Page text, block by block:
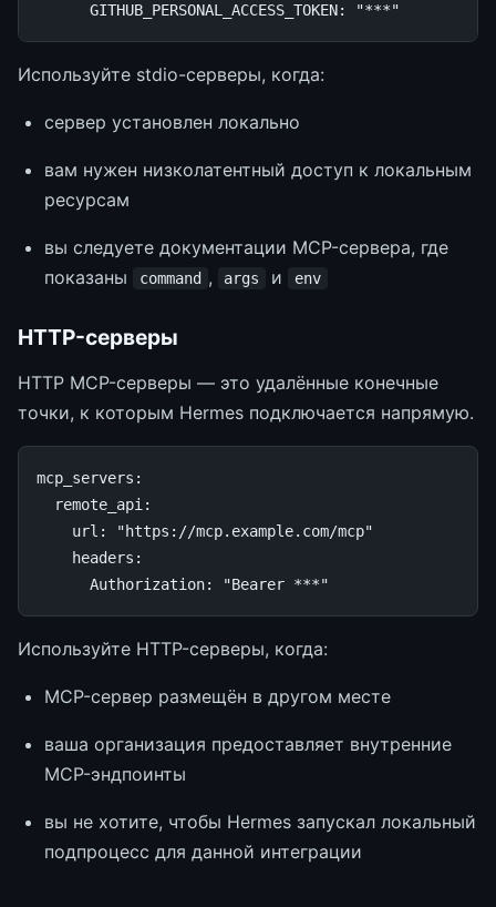
GITHUB_PERSONAL_ACCESS_TOKEN: "***"
Используйте stdio-серверы, когда:
сервер установлен локально
вам нужен низколатентный доступ к локальным
ресурсам
вы следуете документации MCP-сервера, где
показаны
command , args и env
HTTP-серверы
HTTP MCP-серверы — это удалённые конечные
точки, к которым Hermes подключается напрямую.
mcp_servers :
remote_api :
url :
"https://mcp.example.com/mcp"
headers :
Authorization: "Bearer ***"
Используйте HTTP-серверы, когда:
MCP-сервер размещён в другом месте
ваша организация предоставляет внутренние
MCP-эндпоинты
вы не хотите, чтобы Hermes запускал локальный
подпроцесс для данной интеграции